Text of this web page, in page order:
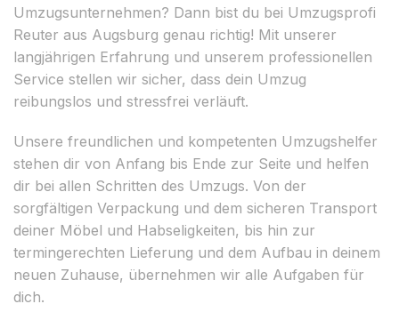
Umzugsunternehmen? Dann bist du bei Umzugsprofi
Reuter aus Augsburg genau richtig! Mit unserer
langjährigen Erfahrung und unserem professionellen
Service stellen wir sicher, dass dein Umzug
reibungslos und stressfrei verläuft.
Unsere freundlichen und kompetenten Umzugshelfer
stehen dir von Anfang bis Ende zur Seite und helfen
dir bei allen Schritten des Umzugs. Von der
sorgfältigen Verpackung und dem sicheren Transport
deiner Möbel und Habseligkeiten, bis hin zur
termingerechten Lieferung und dem Aufbau in deinem
neuen Zuhause, übernehmen wir alle Aufgaben für
dich.